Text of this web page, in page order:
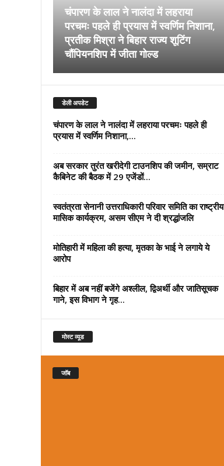
चंपारण के लाल ने नालंदा में लहराया
परचमः पहले ही प्रयास में स्वर्णिम निशाना,
प्रतीक मिश्रा ने बिहार राज्य शूटिंग
चौंपियनशिप में जीता गोल्ड
डेली अपडेट
चंपारण के लाल ने नालंदा में लहराया परचमः पहले ही
प्रयास में स्वर्णिम निशाना,...
अब सरकार तुरंत खरीदेगी टाउनशिप की जमीन, सम्राट
कैबिनेट की बैठक में 29 एजेंडों...
स्वतंत्रता सेनानी उत्तराधिकारी परिवार समिति का राष्ट्रीय
मासिक कार्यक्रम, असम सीएम ने दी श्रद्धांजलि
मोतिहारी में महिला की हत्या, मृतका के भाई ने लगाये ये
आरोप
बिहार में अब नहीं बजेंगे अश्लील, द्विअर्थी और जातिसूचक
गाने, इस विभाग ने गृह...
मोस्ट व्यूड
जॉब